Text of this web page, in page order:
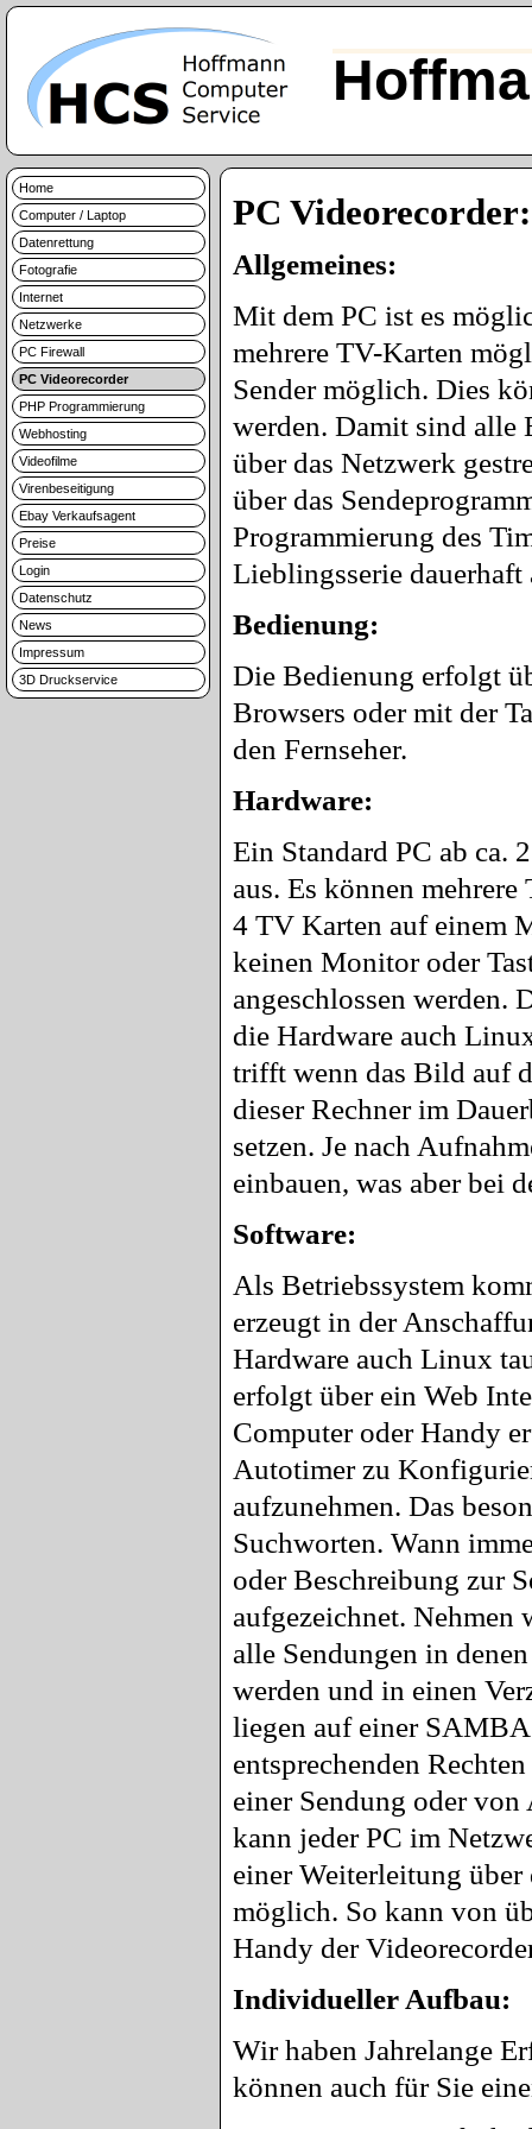
Home
Computer / Laptop
Datenrettung
Fotografie
Internet
Netzwerke
PC Firewall
PC Videorecorder
PHP Programmierung
Webhosting
Videofilme
Virenbeseitigung
Ebay Verkaufsagent
Preise
Login
Datenschutz
News
Impressum
3D Druckservice
PC Videorecorder:
Allgemeines:
Mit dem PC ist es
mehrere TV-Karten
Sender möglich. Dies
werden. Damit sind alle
über das Netzwerk
über das
Programmierung des
Lieblingsserie dauerhaft
Bedienung:
Die Bedienung erfolgt
Browsers oder mit der
den Fernseher.
Hardware:
Ein Standard PC ab ca.
aus. Es können
4 TV Karten auf einem
keinen Monitor oder
angeschlossen werden.
die Hardware auch
trifft wenn das Bild auf
dieser Rechner im
setzen. Je nach
einbauen, was aber bei
Software:
Als Betriebssystem
erzeugt in der
Hardware auch Linux
erfolgt über ein Web
Computer oder Handy
Autotimer zu
aufzunehmen. Das
Suchworten. Wann
oder Beschreibung zur
aufgezeichnet.
alle Sendungen in
werden und in einen
liegen auf einer
entsprechenden
einer Sendung oder
kann jeder PC im
einer Weiterleitung
möglich. So kann von
Handy der
Individueller Aufbau:
Wir haben Jahrelange
können auch für Sie